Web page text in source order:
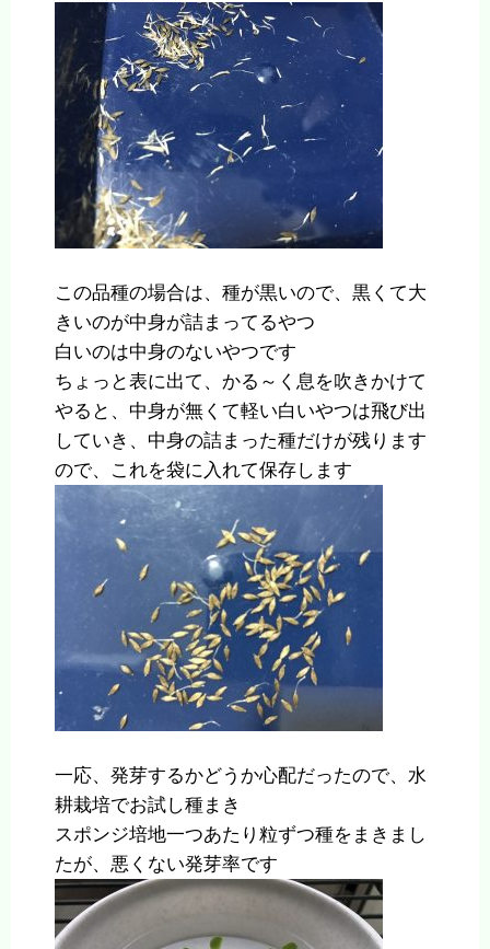
この品種の場合は、種が黒いので、黒くて大
きいのが中身が詰まってるやつ
白いのは中身のないやつです
ちょっと表に出て、かる～く息を吹きかけて
やると、中身が無くて軽い白いやつは飛び出
していき、中身の詰まった種だけが残ります
ので、これを袋に入れて保存します
一応、発芽するかどうか心配だったので、水
耕栽培でお試し種まき
スポンジ培地一つあたり粒ずつ種をまきまし
たが、悪くない発芽率です